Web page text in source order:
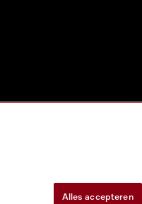
Alles accepteren